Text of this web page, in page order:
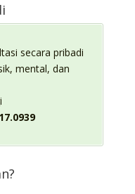
secara pribadi
mental, dan